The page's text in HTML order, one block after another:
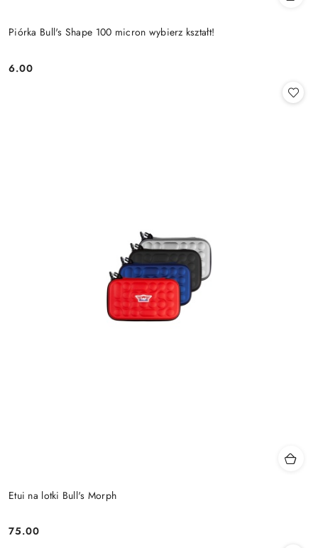
Piórka Bull's Shape 100 micron wybierz kształt!
Cena:
6.00
Etui na lotki Bull's Morph
Cena:
75.00